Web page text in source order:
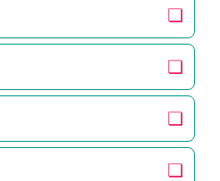
❏
❏
❏
❏